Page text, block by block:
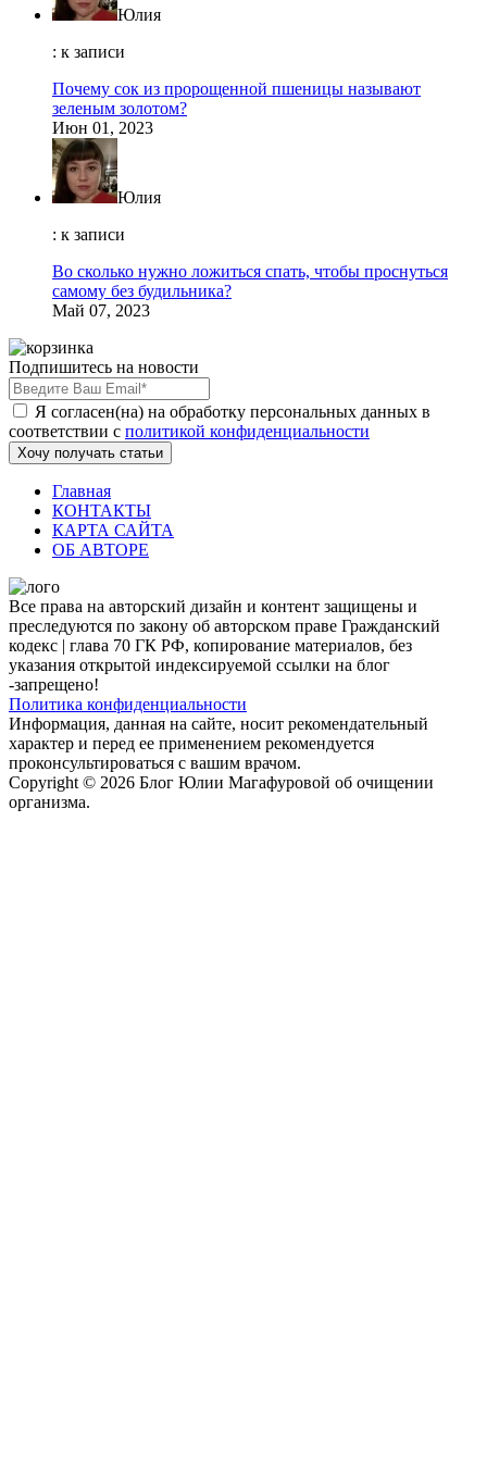
Юлия
: к записи
Почему сок из пророщенной пшеницы называют
зеленым золотом?
Июн 01, 2023
Юлия
: к записи
Во сколько нужно ложиться спать, чтобы проснуться
самому без будильника?
Май 07, 2023
Подпишитесь на новости
Я согласен(на) на обработку персональных данных в
соответствии с политикой конфиденциальности
Хочу получать статьи
Главная
КОНТАКТЫ
КАРТА САЙТА
ОБ АВТОРЕ
Все права на авторский дизайн и контент защищены и
преследуются по закону об авторском праве Гражданский
кодекс | глава 70 ГК РФ, копирование материалов, без
указания открытой индексируемой ссылки на блог
-запрещено!
Политика конфиденциальности
Информация, данная на сайте, носит рекомендательный
характер и перед ее применением рекомендуется
проконсультироваться с вашим врачом.
Copyright © 2026 Блог Юлии Магафуровой об очищении
организма.